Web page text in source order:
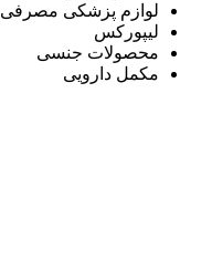
لوازم پزشکی مصرفی
لیپورکس
محصولات جنسی
مکمل دارویی